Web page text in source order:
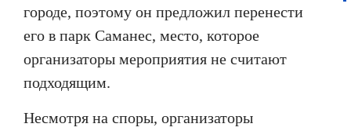
городе, поэтому он предложил перенести
его в парк Саманес, место, которое
организаторы мероприятия не считают
подходящим.
Несмотря на споры, организаторы